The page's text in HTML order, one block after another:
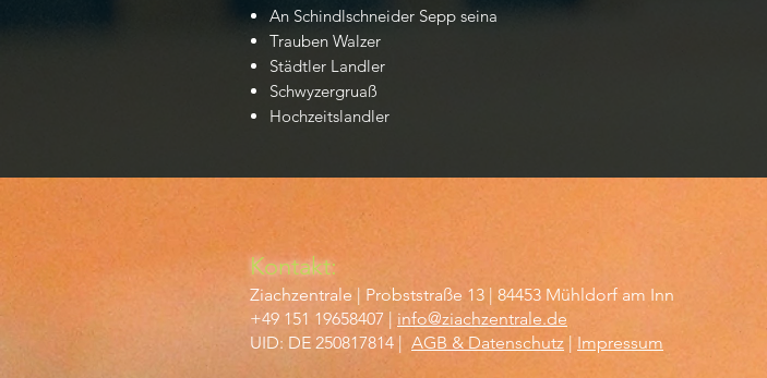
An Schindlschneider Sepp seina
Trauben Walzer
Städtler Landler
Schwyzergruaß
Hochzeitslandler
Kontakt:
Ziachzentrale | Probststraße 13 | 84453 Mühldorf am Inn
+49 151 19658407 | info@ziachzentrale.de
UID: DE 250817814 | AGB & Datenschutz | Impressum